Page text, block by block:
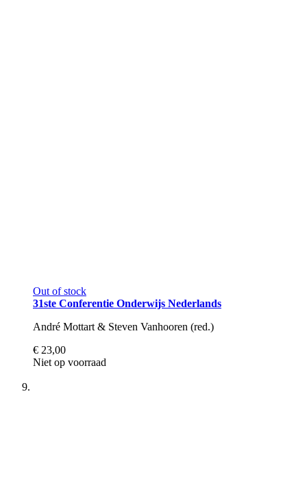
Out of stock
31ste Conferentie Onderwijs Nederlands
André Mottart & Steven Vanhooren (red.)
€ 23,00
Niet op voorraad